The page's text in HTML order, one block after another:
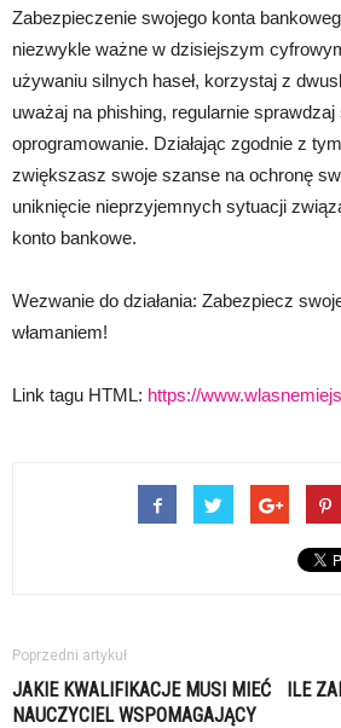
Zabezpieczenie swojego konta
niezwykle ważne w dzisiejszym
używaniu silnych haseł, korzystaj z
uważaj na phishing, regularnie
oprogramowanie. Działając zgodnie z
zwiększasz swoje szanse na ochronę
uniknięcie nieprzyjemnych sytuacji
konto bankowe.
Wezwanie do działania: Zabezpiecz
włamaniem!
Link tagu HTML: https://
Poprzedni artykuł
JAKIE KWALIFIKACJE MUSI MIEĆ
NAUCZYCIEL WSPOMAGAJĄCY
ILE